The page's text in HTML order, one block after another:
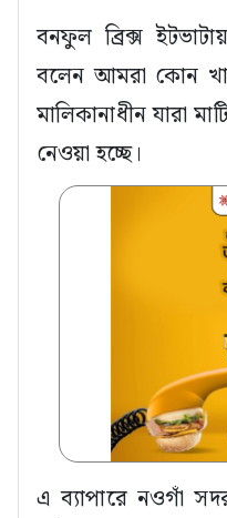
বনফুল ব্রিক্স
বলেন আমরা কোন
মালিকানাধীন যারা
নেওয়া হচ্ছে।
এ ব্যাপারে নওগাঁ